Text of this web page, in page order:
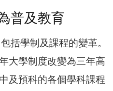
普及教育
括學制及課程的變革。
大學制度改變為三年高
及預科的各個學科課程